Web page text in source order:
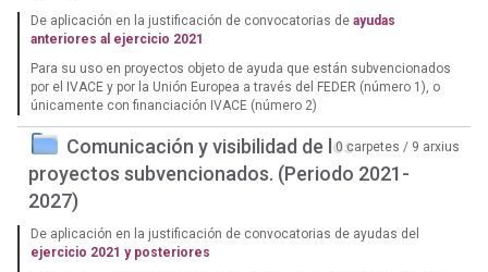
De aplicación en la justificación de convocatorias de ayudas
anteriores al ejercicio 2021
Para su uso en proyectos objeto de ayuda que están subvencionados
por el IVACE y por la Unión Europea a través del FEDER (número 1), o
únicamente con financiación IVACE (número 2)
Comunicación y visibilidad de los
proyectos subvencionados. (Periodo 2021-
2027)
0 carpetes / 9 arxius
De aplicación en la justificación de convocatorias de ayudas del
ejercicio 2021 y posteriores